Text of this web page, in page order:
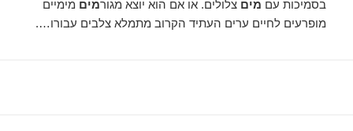
בסמיכות עם מים צלולים. או אם הוא יוצא מגורמים מימיים
מופרעים לחיים ערים העתיד הקרוב מתמלא צלבים עבורו….